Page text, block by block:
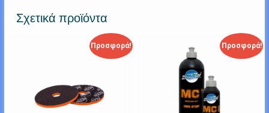
Σχετικά προϊόντα
Προσφορά! Προσφορά!